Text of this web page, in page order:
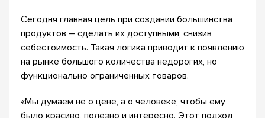
Сегодня главная цель при создании большинства
продуктов – сделать их доступными, снизив
себестоимость. Такая логика приводит к появлению
на рынке большого количества недорогих, но
функционально ограниченных товаров.
«Мы думаем не о цене, а о человеке, чтобы ему
было красиво, полезно и интересно. Этот подход